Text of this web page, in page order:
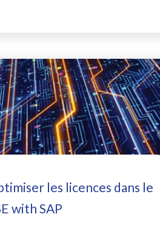
les licences dans le
with SAP